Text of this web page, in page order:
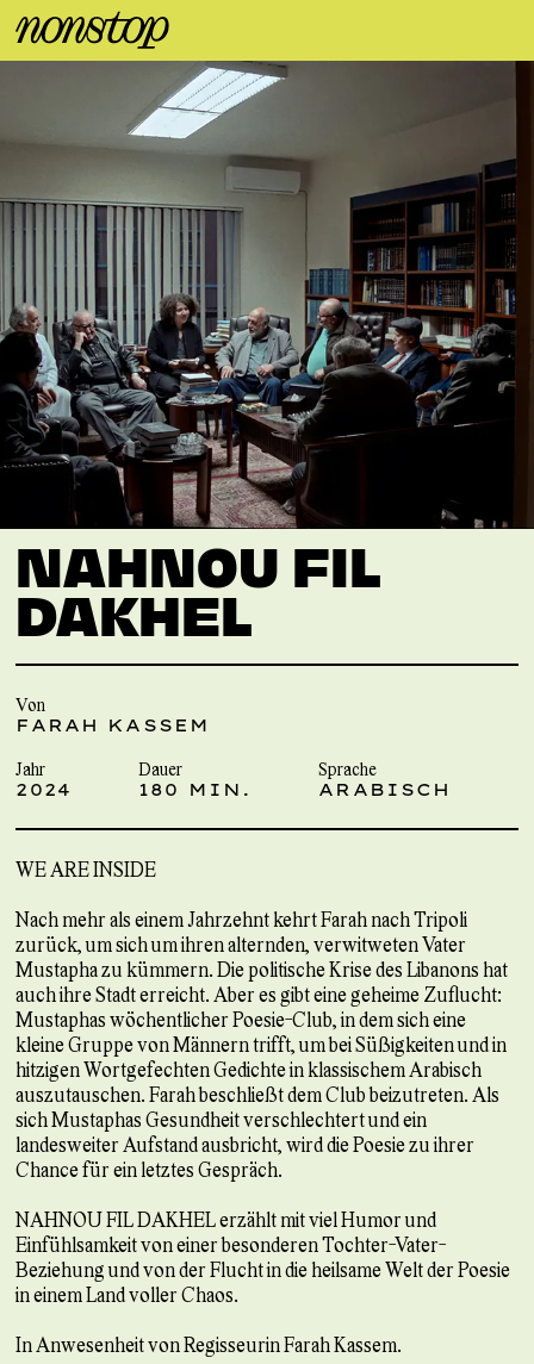
NAHNOU FIL
DAKHEL
Von
FARAH KASSEM
Jahr
2024
Dauer
180 MIN.
Sprache
ARABISCH
WE ARE INSIDE
Nach mehr als einem Jahrzehnt kehrt Farah nach Tripoli
zurück, um sich um ihren alternden, verwitweten Vater
Mustapha zu kümmern. Die politische Krise des Libanons hat
auch ihre Stadt erreicht. Aber es gibt eine geheime Zuflucht:
Mustaphas wöchentlicher Poesie-Club, in dem sich eine
kleine Gruppe von Männern trifft, um bei Süßigkeiten und in
hitzigen Wortgefechten Gedichte in klassischem Arabisch
auszutauschen. Farah beschließt dem Club beizutreten. Als
sich Mustaphas Gesundheit verschlechtert und ein
landesweiter Aufstand ausbricht, wird die Poesie zu ihrer
Chance für ein letztes Gespräch.
NAHNOU FIL DAKHEL erzählt mit viel Humor und
Einfühlsamkeit von einer besonderen Tochter-Vater-
Beziehung und von der Flucht in die heilsame Welt der Poesie
in einem Land voller Chaos.
In Anwesenheit von Regisseurin Farah Kassem.